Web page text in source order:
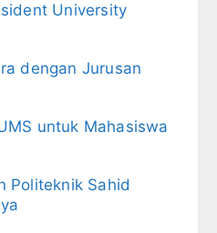
University
dengan Jurusan
untuk Mahasiswa
Politeknik Sahid